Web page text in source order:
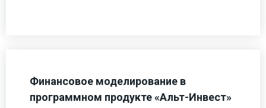
Финансовое моделирование в
программном продукте «Альт-Инвест»